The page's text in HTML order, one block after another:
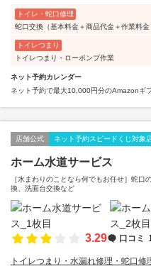
トイレ・蛇口修理
蛇口交換（基本料金＋商品代金＋作業料
トイレつまり
トイレつまり・ローポンプ作業
ネット予約カレンダー
ネット予約で最大10,000円分のAmazonギ
店舗公式 ネット予約スピードくじ対象
ホーム水道サービス
［水まわりのことなら何でもお任せ］蛇
換、洗面台交換など
3.29 口コミ
トイレつまり・水漏れ修理・蛇口修